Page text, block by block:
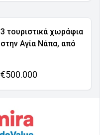
3 τουριστικά χωράφια
στην Αγία Νάπα, από
€500.000